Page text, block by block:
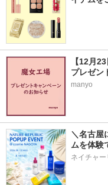
【12月
プレゼン
manyo
＼名古屋
ムを体験
ネイチャー